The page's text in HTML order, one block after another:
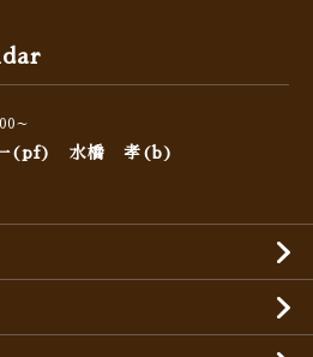
～
一(pf) 水橋 孝(b)